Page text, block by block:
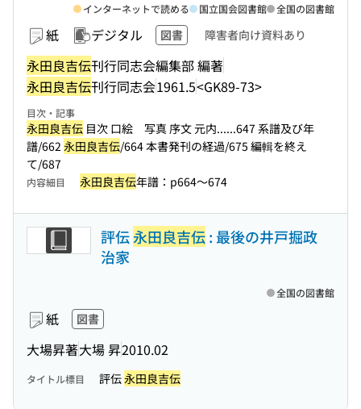
紙 デジタル 図書 障害者向け資料あり
永田良吉伝刊行同志会編集部 編著
永田良吉伝刊行同志会1961.5<GK89-73>
インターネットで読める 国立国会図書館 全国の図書館
目次・記事
永田良吉伝 目次 口絵 写真 序文 元内......647 系譜及び年
譜/662 永田良吉伝/664 本書発刊の経過/675 編輯を終え
て/687
内容細目 永田良吉伝年譜：p664〜674
評伝永田良吉伝: 最後の井戸掘政
治家
紙 図書
大場昇著大場 昇2010.02
全国の図書館
タイトル標目 評伝永田良吉伝